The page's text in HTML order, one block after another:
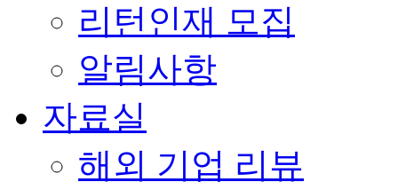
리턴인재 모집
알림사항
자료실
해외 기업 리뷰